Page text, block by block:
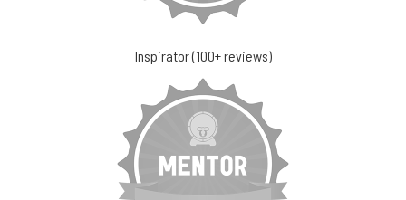
Inspirator (100+ reviews)